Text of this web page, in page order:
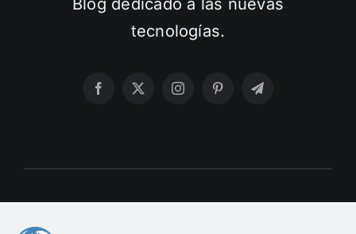
Blog dedicado a las nuevas
tecnologías.